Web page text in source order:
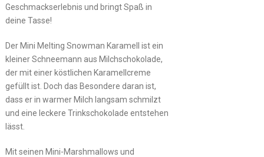
Geschmackserlebnis und bringt Spaß in
deine Tasse!
Der Mini Melting Snowman Karamell ist ein
kleiner Schneemann aus Milchschokolade,
der mit einer köstlichen Karamellcreme
gefüllt ist. Doch das Besondere daran ist,
dass er in warmer Milch langsam schmilzt
und eine leckere Trinkschokolade entstehen
lässt.
Mit seinen Mini-Marshmallows und